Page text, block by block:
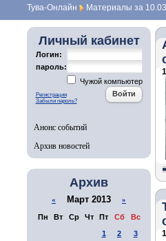
Тува-Онлайн Материалы за
Личный кабинет
Логин:
пароль:
Чужой компьютер
Регистрация
Забыли пароль?
Анонс событий
Архив новостей
Архив
« Март 2013 »
Пн Вт Ср Чт Пт Сб
Вс
1
2
3